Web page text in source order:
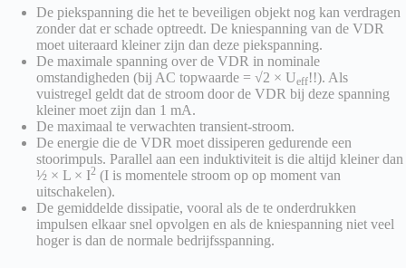
De piekspanning die het te beveiligen objekt nog kan verdragen
zonder dat er schade optreedt. De kniespanning van de VDR
moet uiteraard kleiner zijn dan deze piekspanning.
De maximale spanning over de VDR in nominale
omstandigheden (bij AC topwaarde = √2 × Ueff!!). Als
vuistregel geldt dat de stroom door de VDR bij deze spanning
kleiner moet zijn dan 1 mA.
De maximaal te verwachten transient-stroom.
De energie die de VDR moet dissiperen gedurende een
stoorimpuls. Parallel aan een induktiviteit is die altijd kleiner dan
½ × L × I2 (I is momentele stroom op op moment van
uitschakelen).
De gemiddelde dissipatie, vooral als de te onderdrukken
impulsen elkaar snel opvolgen en als de kniespanning niet veel
hoger is dan de normale bedrijfsspanning.